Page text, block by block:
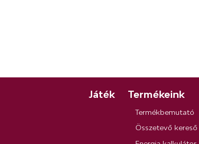
Játék Termékeink
Termékbemutató
Összetevő kereső